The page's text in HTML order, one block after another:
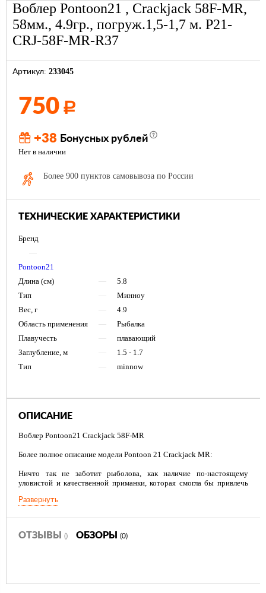
Воблер Pontoon21 , Crackjack 58F-MR,
58мм., 4.9гр., погруж.1,5-1,7 м. P21-
CRJ-58F-MR-R37
Артикул: 233045
750 Р
+38 Бонусных рублей
Нет в наличии
Более 900 пунктов самовывоза по России
ТЕХНИЧЕСКИЕ ХАРАКТЕРИСТИКИ
Бренд
—
Pontoon21
Длина (см)
—
5.8
Тип
—
Минноу
Вес, г
—
4.9
Область применения
—
Рыбалка
Плавучесть
—
плавающий
Заглубление, м
—
1.5 - 1.7
Тип
— minnow
ОПИСАНИЕ
Воблер Pontoon21 Crackjack 58F-MR
Более полное описание модели Pontoon 21 Crackjack MR:
Ничто так не заботит рыболова, как наличие по-настоящему
уловистой и качественной приманки, которая смогла бы привлечь
заслуженным трофеем в руках. Таковым по праву считается воблер
глубины. При этом, его задачей по-прежнему остается завоевание
внимания многочисленных крупных и средних особей отборной
щуки и окуня.
Развернуть
ОТЗЫВЫ () ОБЗОРЫ (0)